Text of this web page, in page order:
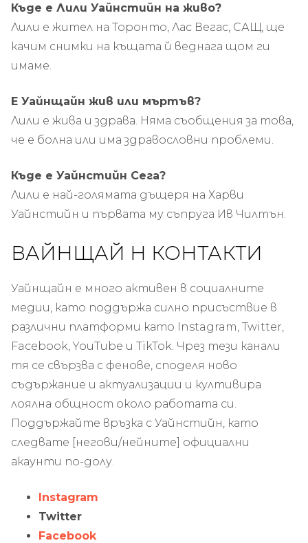
Къде е Лили Уайнстийн на живо?
Лили е жител на Торонто, Лас Вегас, САЩ, ще
качим снимки на къщата й веднага щом ги
имаме.
Е Уайнщайн жив или мъртъв?
Лили е жива и здрава. Няма съобщения за това,
че е болна или има здравословни проблеми.
Къде е Уайнстийн Сега?
Лили е най-голямата дъщеря на Харви
Уайнстийн и първата му съпруга Ив Чилтън.
ВАЙНЩАЙ Н КОНТАКТИ
Уайнщайн е много активен в социалните
медии, като поддържа силно присъствие в
различни платформи като Instagram, Twitter,
Facebook, YouTube и TikTok. Чрез тези канали
тя се свързва с фенове, споделя ново
съдържание и актуализации и култивира
лоялна общност около работата си.
Поддържайте връзка с Уайнстийн, като
следвате [негови/нейните] официални
акаунти по-долу.
Instagram
Twitter
Facebook